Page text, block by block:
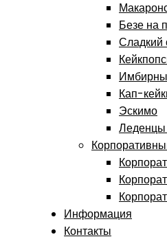
Безе на
Сладкий
Кап-
Эскимо
Леденцы
Информация
Контакты